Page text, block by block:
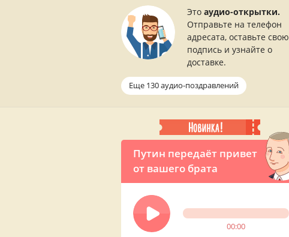
Это аудио-открытки.
Отправьте на телефон
адресата, оставьте свою
подпись и узнайте о
доставке.
Еще 130 аудио-поздравлений
Путин передаёт привет
от вашего брата
00:00